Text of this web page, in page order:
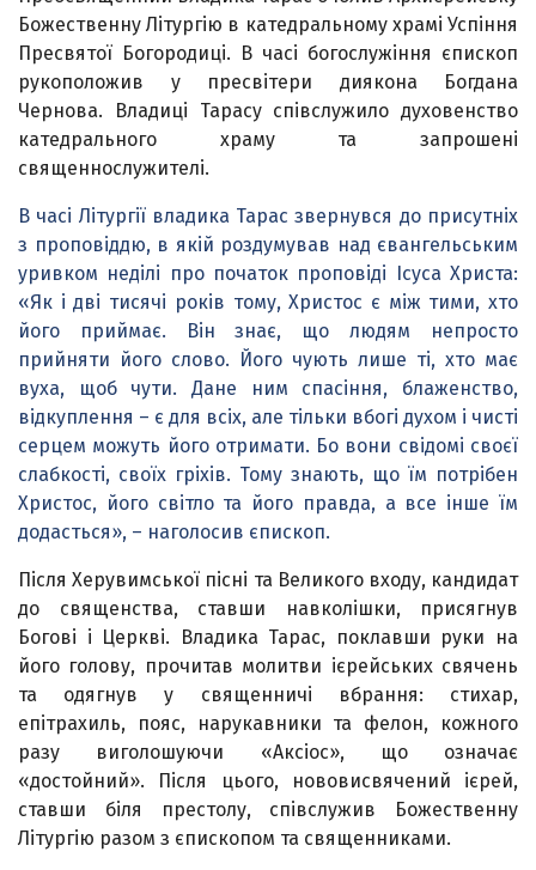
Божественну Літургію в катедральному храмі Успіння
Пресвятої Богородиці. В часі богослужіння єпископ
рукоположив у пресвітери диякона Богдана
Чернова. Владиці Тарасу співслужило духовенство
катедрального храму та запрошені
священнослужителі.
В часі Літургії владика Тарас звернувся до присутніх
з проповіддю, в якій роздумував над євангельським
уривком неділі про початок проповіді Ісуса Христа:
«Як і дві тисячі років тому, Христос є між тими, хто
його приймає. Він знає, що людям непросто
прийняти його слово. Його чують лише ті, хто має
вуха, щоб чути. Дане ним спасіння, блаженство,
відкуплення – є для всіх, але тільки вбогі духом і чисті
серцем можуть його отримати. Бо вони свідомі своєї
слабкості, своїх гріхів. Тому знають, що їм потрібен
Христос, його світло та його правда, а все інше їм
додасться», – наголосив єпископ.
Після Херувимської пісні та Великого входу, кандидат
до священства, ставши навколішки, присягнув
Богові і Церкві. Владика Тарас, поклавши руки на
його голову, прочитав молитви ієрейських свячень
та одягнув у священничі вбрання: стихар,
епітрахиль, пояс, нарукавники та фелон, кожного
разу виголошуючи «Аксіос», що означає
«достойний». Після цього, нововисвячений ієрей,
ставши біля престолу, співслужив Божественну
Літургію разом з єпископом та священниками.